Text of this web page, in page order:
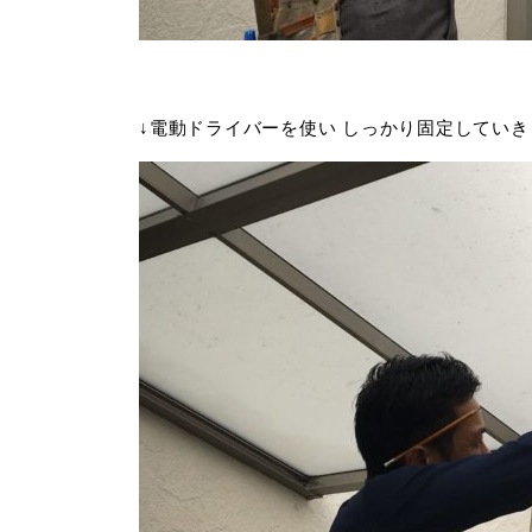
↓電動ドライバーを使い しっかり固定してい